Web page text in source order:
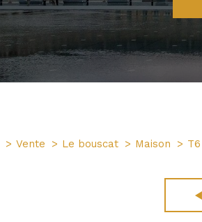
Vente Le bouscat Maison T6